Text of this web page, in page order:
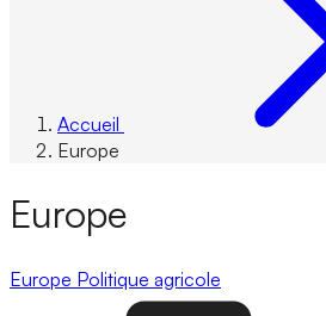
Accueil
Europe
Europe
Europe Politique agricole